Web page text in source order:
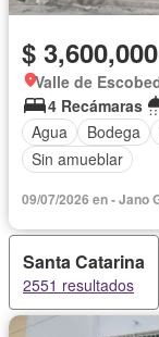
$
Valle de
4 Recámaras
Agua
Bodega
Sin amueblar
09/07/2026 en - Jano
Santa Catarina
2551 resultados